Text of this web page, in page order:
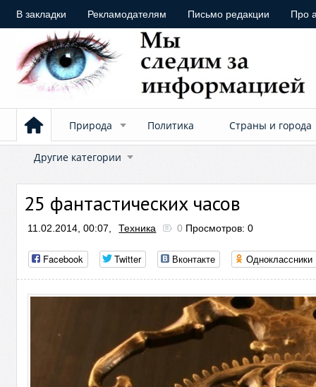
В закладки Рекламодателям Письмо редакции Про
Природа Политика Страны и города
Другие категории
25 фантастических часов
11.02.2014, 00:07, Техника 0 Просмотров: 0
Facebook Twitter Вконтакте Одноклассники